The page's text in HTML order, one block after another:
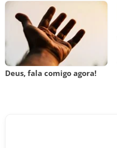
Deus, fala comigo agora!